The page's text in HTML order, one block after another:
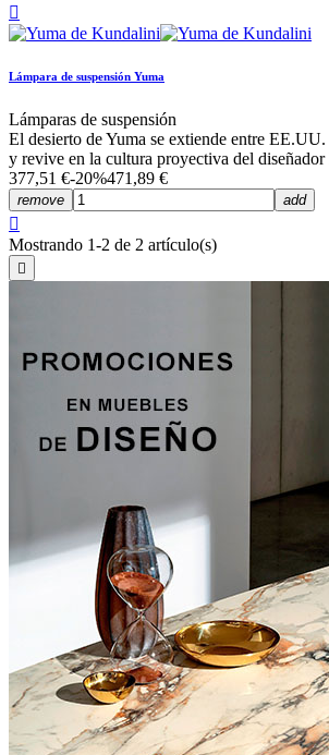

Lámpara de suspensión Yuma
Lámparas de suspensión
El desierto de Yuma se extiende entre
y revive en la cultura proyectiva del
377,51 €-20%471,89 €
remove add

Mostrando 1-2 de 2 artículo(s)
